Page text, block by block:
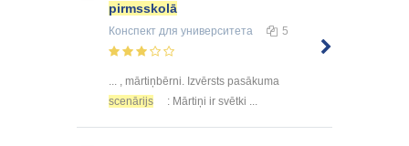
pirmsskolā
Конспект для университета 5
... , mārtiņbērni. Izvērsts pasākuma
scenārijs
: Mārtiņi ir svētki ...